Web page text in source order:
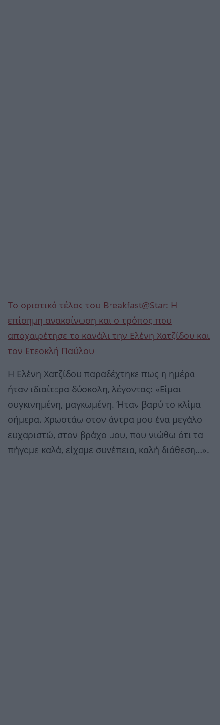
Το οριστικό τέλος του Breakfast@Star: Η
επίσημη ανακοίνωση και ο τρόπος που
αποχαιρέτησε το κανάλι την Ελένη Χατζίδου και
τον Ετεοκλή Παύλου
Η Ελένη Χατζίδου παραδέχτηκε πως η ημέρα
ήταν ιδιαίτερα δύσκολη, λέγοντας: «Είμαι
συγκινημένη, μαγκωμένη. Ήταν βαρύ το κλίμα
σήμερα. Χρωστάω στον άντρα μου ένα μεγάλο
ευχαριστώ, στον βράχο μου, που νιώθω ότι τα
πήγαμε καλά, είχαμε συνέπεια, καλή διάθεση…».